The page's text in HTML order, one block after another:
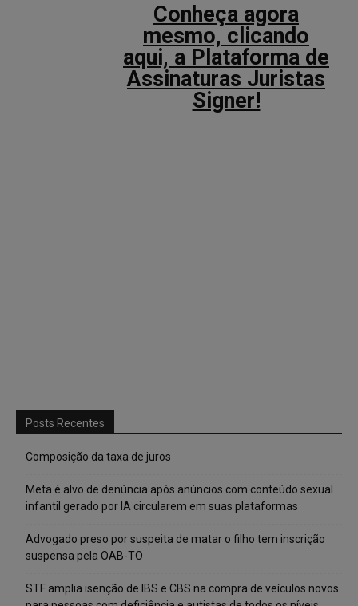
Conheça agora
mesmo, clicando
aqui, a Plataforma de
Assinaturas Juristas
Signer!
Posts Recentes
Composição da taxa de juros
Meta é alvo de denúncia após anúncios com conteúdo sexual
infantil gerado por IA circularem em suas plataformas
Advogado preso por suspeita de matar o filho tem inscrição
suspensa pela OAB-TO
STF amplia isenção de IBS e CBS na compra de veículos novos